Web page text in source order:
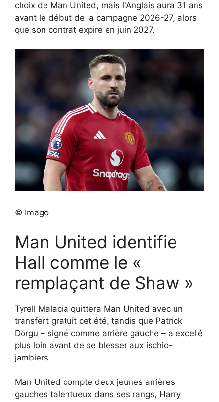
choix de Man United, mais l'Anglais aura 31 ans
avant le début de la campagne 2026-27, alors
que son contrat expire en juin 2027.
© Imago
Man United identifie
Hall comme le «
remplaçant de Shaw »
Tyrell Malacia quittera Man United avec un
transfert gratuit cet été, tandis que Patrick
Dorgu – signé comme arrière gauche – a excellé
plus loin avant de se blesser aux ischio-
jambiers.
Man United compte deux jeunes arrières
gauches talentueux dans ses rangs, Harry